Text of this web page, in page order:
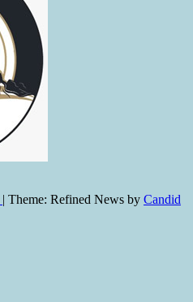
| Theme: Refined News by Candid